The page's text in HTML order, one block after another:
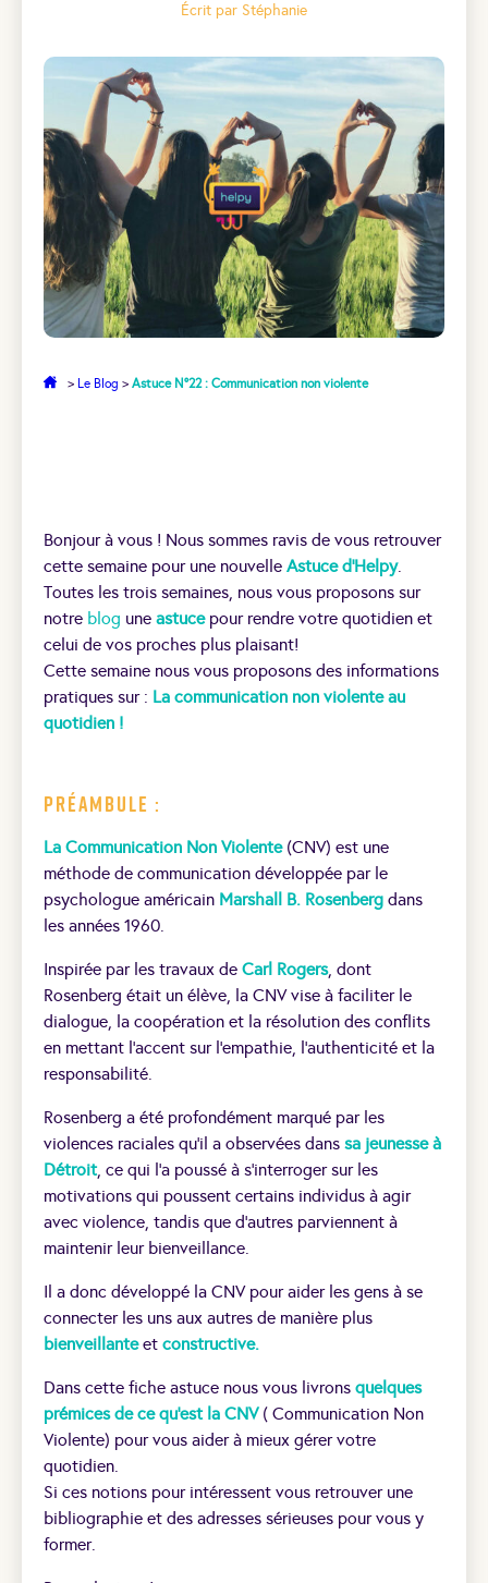
Écrit par Stéphanie
> Le Blog > Astuce N°22 : Communication non violente
Bonjour à vous ! Nous sommes ravis de vous retrouver
cette semaine pour une nouvelle Astuce d’Helpy.
Toutes les trois semaines, nous vous proposons sur
notre blog une astucepour rendre votre quotidien et
celui de vos proches plus plaisant!
Cette semaine nous vous proposons des informations
pratiques sur : La communication non violente au
quotidien !
Préambule :
La Communication Non Violente(CNV) est une
méthode de communication développée par le
psychologue américain Marshall B. Rosenberg dans
les années 1960.
Inspirée par les travaux de Carl Rogers, dont
Rosenberg était un élève, la CNV vise à faciliter le
dialogue, la coopération et la résolution des conflits
en mettant l’accent sur l’empathie, l’authenticité et la
responsabilité.
Rosenberg a été profondément marqué par les
violences raciales qu’il a observées dans sa jeunesse à
Détroit, ce qui l’a poussé à s’interroger sur les
motivations qui poussent certains individus à agir
avec violence, tandis que d’autres parviennent à
maintenir leur bienveillance.
Il a donc développé la CNV pour aider les gens à se
connecter les uns aux autres de manière plus
bienveillanteet constructive.
Dans cette fiche astuce nous vous livrons quelques
prémices de ce qu’est la CNV( Communication Non
Violente) pour vous aider à mieux gérer votre
quotidien.
Si ces notions pour intéressent vous retrouver une
bibliographie et des adresses sérieuses pour vous y
former.